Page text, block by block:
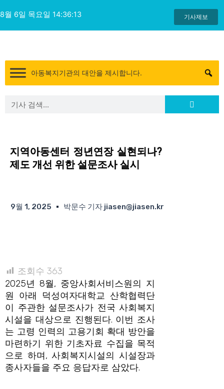
텐
츠
8월 6일 목요일 14:36:14 기사제보
아동복지기관의 대안을 제시합니다.
Search
지역아동센터 정년연장 실현되나?
제도 개선 위한 설문조사 실시
9월 1, 2025 박문수 기자 jiasen@jiasen.kr
조회수 363
2025년 8월, 중앙사회서비스원의 지
원 아래 덕성여자대학교 산학협력단
이 주관한 설문조사가 전국 사회복지
시설을 대상으로 진행된다. 이번 조사
는 고령 인력의 고용기회 확대 방안을
마련하기 위한 기초자료 수집을 목적
으로 하며, 사회복지시설의 시설장과
종사자들을 주요 응답자로 삼았다.